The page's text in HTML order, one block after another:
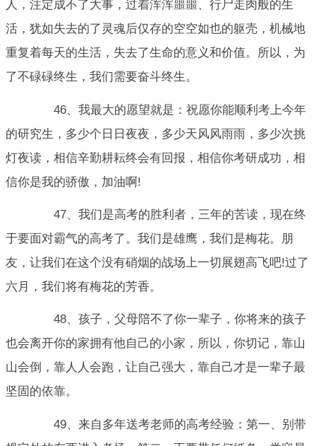
人，注定成不了大事，过着浑浑噩噩、行尸走肉般的生
活，犹如失去的了灵魂后仅存的空空如也的躯壳，机械地
重复着每天的生活，失去了生命的意义和价值。所以，为
了不碌碌终生，我们需要奋斗终生。
46、我最大的愿望就是：祝愿你能顺利考上今年
的研究生，多少个日日夜夜，多少天风风雨雨，多少次挑
灯夜读，相信辛勤耕耘终会有回报，相信你考研成功，相
信你是我的骄傲，加油啊!
47、我们是高考的胜利者，三年的苦读，现在终
于要面对霸气的高考了。我们是雄鹰，我们是梅花。朋
友，让我们在这个没有硝烟的战场上一切展翅高飞吧!过了
六月，我们将有梅花的芳香。
48、孩子，父母陪不了你一辈子，你将来的孩子
也会离开你的家拥有他自己的小家，所以，你切记，靠山
山会倒，靠人人会跑，让自己强大，靠自己才是一辈子最
坚固的依靠。
49、来自多年送考老师的高考经验：第一、别带